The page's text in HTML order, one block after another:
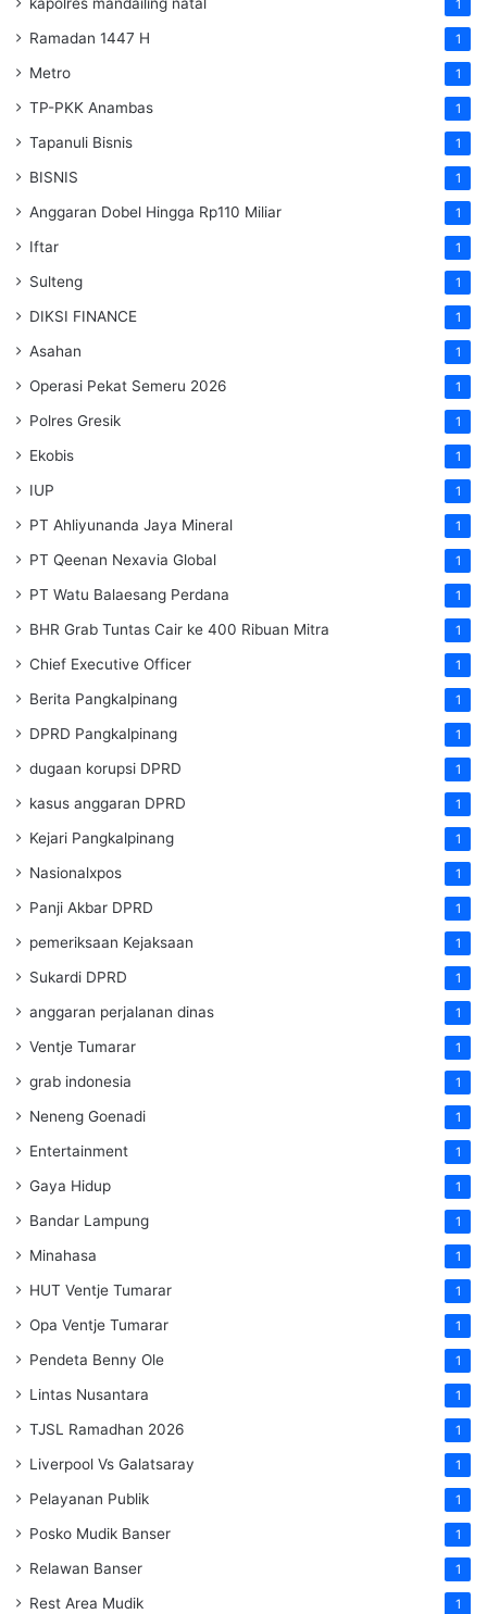
1
Ramadan 1447 H 1
Metro 1
TP-PKK Anambas 1
Tapanuli Bisnis 1
BISNIS 1
Anggaran Dobel Hingga Rp110 Miliar 1
Iftar 1
Sulteng 1
DIKSI FINANCE 1
Asahan 1
Operasi Pekat Semeru 2026 1
Polres Gresik 1
Ekobis 1
IUP 1
PT Ahliyunanda Jaya Mineral 1
PT Qeenan Nexavia Global 1
PT Watu Balaesang Perdana 1
BHR Grab Tuntas Cair ke 400 Ribuan Mitra 1
Chief Executive Officer 1
Berita Pangkalpinang 1
DPRD Pangkalpinang 1
dugaan korupsi DPRD 1
kasus anggaran DPRD 1
Kejari Pangkalpinang 1
Nasionalxpos 1
Panji Akbar DPRD 1
pemeriksaan Kejaksaan 1
Sukardi DPRD 1
anggaran perjalanan dinas 1
Ventje Tumarar 1
grab indonesia 1
Neneng Goenadi 1
Entertainment 1
Gaya Hidup 1
Bandar Lampung 1
Minahasa 1
HUT Ventje Tumarar 1
Opa Ventje Tumarar 1
Pendeta Benny Ole 1
Lintas Nusantara 1
TJSL Ramadhan 2026 1
Liverpool Vs Galatsaray 1
Pelayanan Publik 1
Posko Mudik Banser 1
Relawan Banser 1
Rest Area Mudik 1